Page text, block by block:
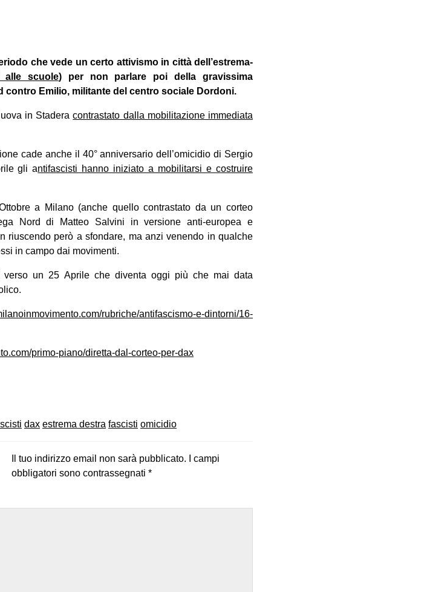
che vede un certo attivismo in città dell’estrema-
alle scuole) per non parlare poi della gravissima
contro Emilio, militante del centro sociale Dordoni.
in Staderacontrastato dalla mobilitazione immediata
cade anche il 40° anniversario dell’omicidio di Sergio
gli antifascisti hanno iniziato a mobilitarsi e costruire
a Milano (anche quello contrastato da un corteo
Nord di Matteo Salvini in versione anti-europea e
riuscendo però a sfondare, ma anzi venendo in qualche
in campo dai movimenti.
verso un 25 Aprile che diventa oggi più che mai data
rubriche/antifascismo-e-dintorni/16-
primo-piano/diretta-dal-corteo-per-dax
dax estrema destra fascisti omicidio
Il tuo indirizzo email non sarà pubblicato.
I campi
obbligatori sono contrassegnati *